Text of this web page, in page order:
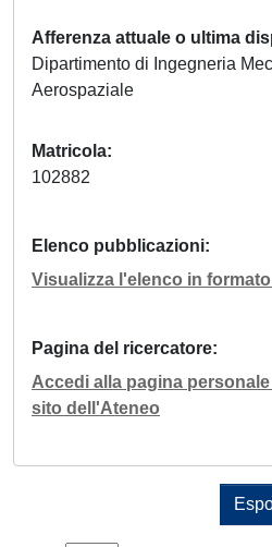
Afferenza attuale o ultima
Dipartimento di Ingegneria
Aerospaziale
Matricola
102882
Elenco pubblicazioni
Visualizza l'elenco in formato
Pagina del ricercatore
Accedi alla pagina
sito dell'Ateneo